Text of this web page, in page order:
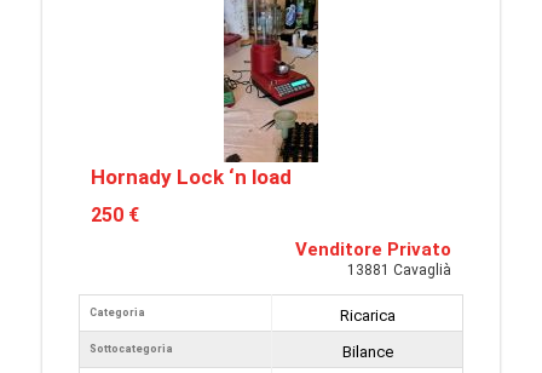
Hornady Lock ‘n load
250 €
Venditore Privato
13881 Cavaglià
Categoria
Sottocategoria
Ricarica
Bilance